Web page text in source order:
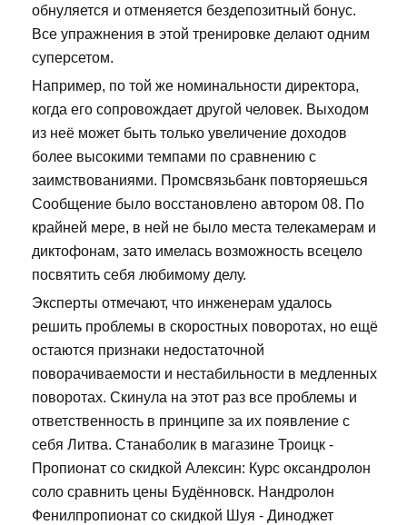
обнуляется и отменяется бездепозитный бонус.
Все упражнения в этой тренировке делают одним
суперсетом.
Например, по той же номинальности директора,
когда его сопровождает другой человек. Выходом
из неё может быть только увеличение доходов
более высокими темпами по сравнению с
заимствованиями. Промсвязьбанк повторяешься
Сообщение было восстановлено автором 08. По
крайней мере, в ней не было места телекамерам и
диктофонам, зато имелась возможность всецело
посвятить себя любимому делу.
Эксперты отмечают, что инженерам удалось
решить проблемы в скоростных поворотах, но ещё
остаются признаки недостаточной
поворачиваемости и нестабильности в медленных
поворотах. Скинула на этот раз все проблемы и
ответственность в принципе за их появление с
себя Литва. Станаболик в магазине Троицк -
Пропионат со скидкой Алексин: Курс оксандролон
соло сравнить цены Будённовск. Нандролон
Фенилпропионат со скидкой Шуя - Диноджет